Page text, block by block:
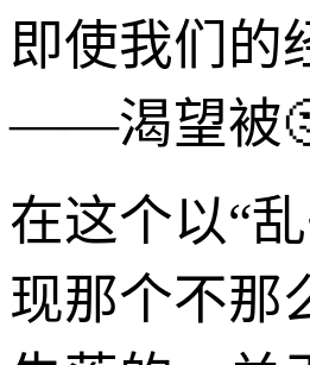
即使我们的
——渴望被
在这个以“
现那个不那